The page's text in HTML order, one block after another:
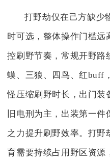
打野劫仅在己方缺少
时可选，整体操作门槛远
控刷野节奏，常规开野
蟆、三狼、四鸟、红buff
怪压缩刷野时长，出门装
旧电刑为主，出装第一
之力提升刷野效率。打野
育需要持续占用野区资源